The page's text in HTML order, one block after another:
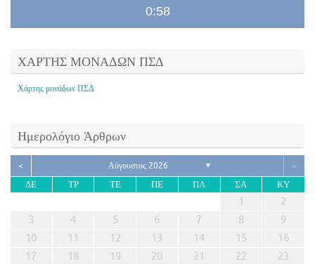
0:58
ΧΑΡΤΗΣ ΜΟΝΑΔΩΝ ΠΣΔ
Χάρτης μονάδων ΠΣΔ
Ημερολόγιο Άρθρων
< Αύγουστος 2026 ▼
>
ΔΕ
ΤΡ ΤΕ ΠΕ ΠΑ ΣΑ ΚΥ
1
2
3
4 5 6 7 8
9
10
11 12 13 14 15
16
17
18 19 20 21 22
23